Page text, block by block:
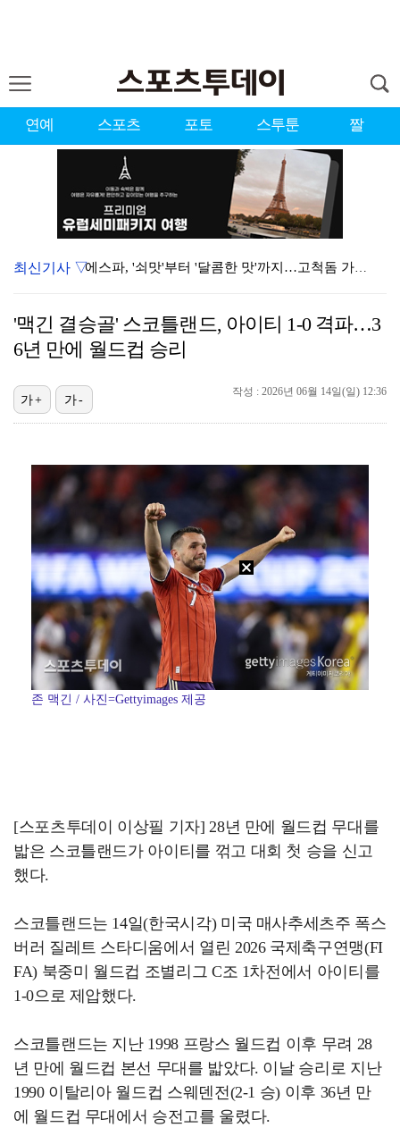
연예 스포츠 포토 스투툰 짤
에스파, '쇠맛'부터 '달콤한 맛'까지…고척돔 가득 채…
'리그 2연패 정조준' 아스널, 뉴캐슬서 기마랑이스 영…
'첫 승 도전' 장은수 "우승 의식하기보다 내 플레이에…
에스파 고척돔 공연에 반가운 얼굴…아이들 미연·트와이스…
"언론사 대표·국회의원도"…최연청, 판사 남편까지 화려…
'서명관·야고 연속골' 울산, 동해안 더비서 포항 제압…
최신기사 ▽
'맥긴 결승골' 스코틀랜드, 아이티 1-0 격파…3
6년 만에 월드컵 승리
작성 : 2026년 06월 14일(일) 12:36
가+ 가-
존 맥긴 / 사진=Gettyimages 제공
[스포츠투데이 이상필 기자] 28년 만에 월드컵 무대를
밟은 스코틀랜드가 아이티를 꺾고 대회 첫 승을 신고
했다.
스코틀랜드는 14일(한국시각) 미국 매사추세츠주 폭스
버러 질레트 스타디움에서 열린 2026 국제축구연맹(FI
FA) 북중미 월드컵 조별리그 C조 1차전에서 아이티를
1-0으로 제압했다.
스코틀랜드는 지난 1998 프랑스 월드컵 이후 무려 28
년 만에 월드컵 본선 무대를 밟았다. 이날 승리로 지난
1990 이탈리아 월드컵 스웨덴전(2-1 승) 이후 36년 만
에 월드컵 무대에서 승전고를 울렸다.